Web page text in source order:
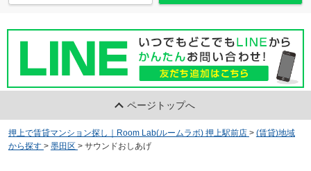
ページトップへ
押上で賃貸マンション探し｜Room Lab(ルームラボ) 押上駅前店 > (賃貸)地域
から探す > 墨田区 > サウンドおしあげ